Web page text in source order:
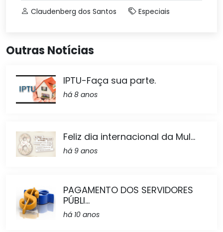
Claudenberg dos Santos Especiais
Outras Notícias
IPTU-Faça sua parte.
há 8 anos
Feliz dia internacional da Mul...
há 9 anos
PAGAMENTO DOS SERVIDORES
PÚBLI...
há 10 anos